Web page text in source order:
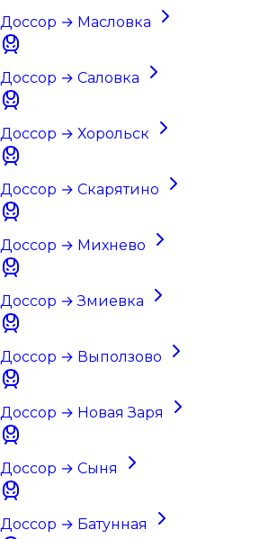
Доссор → Масловка
Доссор → Саловка
Доссор → Хорольск
Доссор → Скарятино
Доссор → Михнево
Доссор → Змиевка
Доссор → Выползово
Доссор → Новая Заря
Доссор → Сыня
Доссор → Батунная